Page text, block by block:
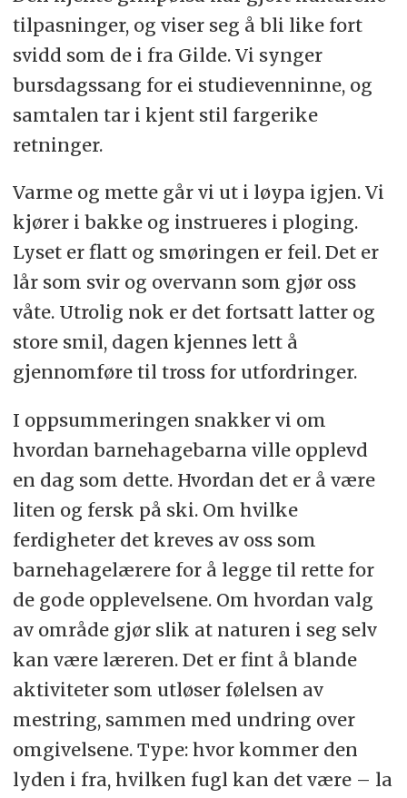
tilpasninger, og viser seg å bli like fort
svidd som de i fra Gilde. Vi synger
bursdagssang for ei studievenninne, og
samtalen tar i kjent stil fargerike
retninger.
Varme og mette går vi ut i løypa igjen. Vi
kjører i bakke og instrueres i ploging.
Lyset er flatt og smøringen er feil. Det er
lår som svir og overvann som gjør oss
våte. Utrolig nok er det fortsatt latter og
store smil, dagen kjennes lett å
gjennomføre til tross for utfordringer.
I oppsummeringen snakker vi om
hvordan barnehagebarna ville opplevd
en dag som dette. Hvordan det er å være
liten og fersk på ski. Om hvilke
ferdigheter det kreves av oss som
barnehagelærere for å legge til rette for
de gode opplevelsene. Om hvordan valg
av område gjør slik at naturen i seg selv
kan være læreren. Det er fint å blande
aktiviteter som utløser følelsen av
mestring, sammen med undring over
omgivelsene. Type: hvor kommer den
lyden i fra, hvilken fugl kan det være – la